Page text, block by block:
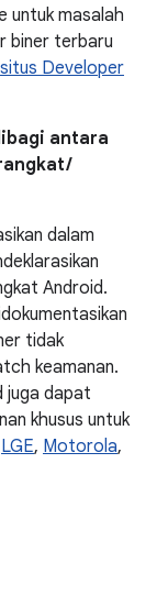
untuk masalah
biner terbaru
situs Developer
antara
/
dalam
Android.
tidak
keamanan.
juga dapat
khusus untuk
LGE, Motorola,